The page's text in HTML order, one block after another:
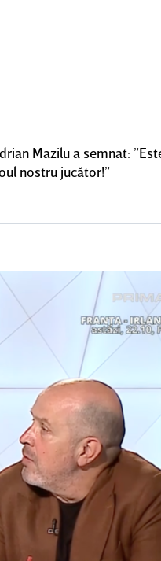
Mazilu a semnat:
nostru jucător!”